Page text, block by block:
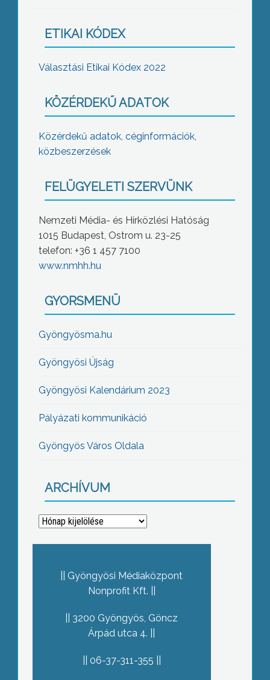
ETIKAI KÓDEX
Választási Etikai Kódex 2022
KÖZÉRDEKŰ ADATOK
Közérdekű adatok, céginformációk,
közbeszerzések
FELÜGYELETI SZERVÜNK
Nemzeti Média- és Hírközlési Hatóság
1015 Budapest, Ostrom u. 23-25
telefon: +36 1 457 7100
www.nmhh.hu
GYORSMENÜ
Gyöngyösma.hu
Gyöngyösi Újság
Gyöngyösi Kalendárium 2023
Pályázati kommunikáció
Gyöngyös Város Oldala
ARCHÍVUM
Archívum
Gyöngyösi Médiaközpont
Nonprofit Kft.
3200 Gyöngyös, Göncz
Árpád utca 4.
06-37-311-355